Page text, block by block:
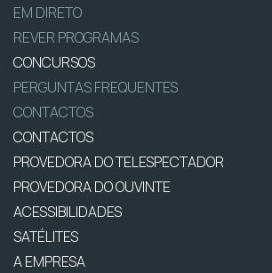
EM DIRETO
REVER PROGRAMAS
CONCURSOS
PERGUNTAS FREQUENTES
CONTACTOS
CONTACTOS
PROVEDORA DO TELESPECTADOR
PROVEDORA DO OUVINTE
ACESSIBILIDADES
SATÉLITES
A EMPRESA